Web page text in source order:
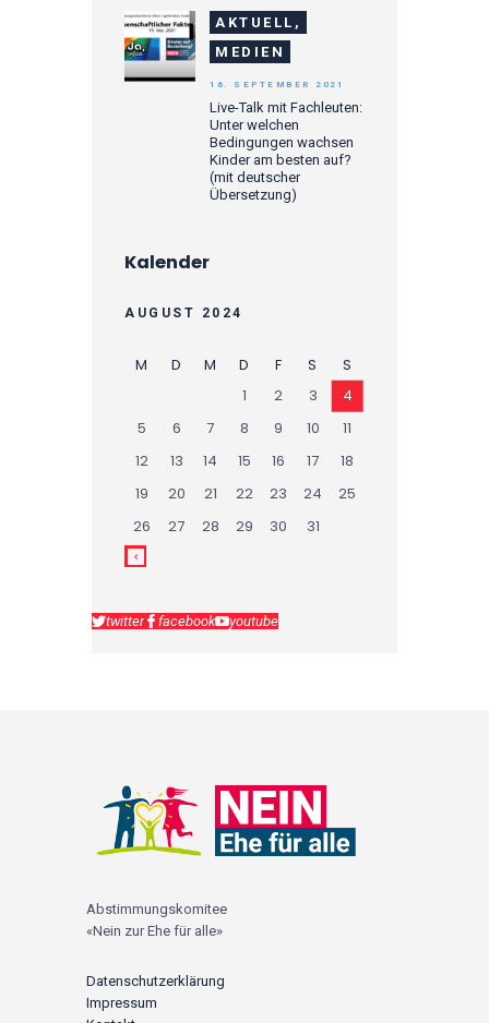
AKTUELL,
MEDIEN
Live-Talk mit Fachleuten:
Unter welchen
Bedingungen wachsen
Kinder am besten auf?
(mit deutscher
Übersetzung)
16. SEPTEMBER 2021
Kalender
AUGUST 2024
M D M D F S
S
1
2 3
4
5
6 7 8 9 10
11
12
13 14 15 16 17
18
19
20 21 22 23 24
25
26
27 28 29 30 31
twitter facebook youtube
Abstimmungskomitee
«Nein zur Ehe für alle»
Datenschutzerklärung
Impressum